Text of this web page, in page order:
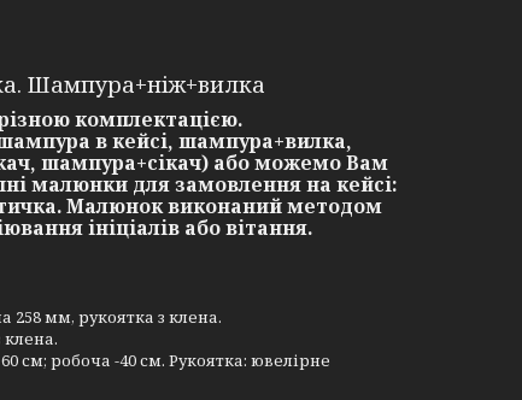
Шампура+ніж+вилка
комплектацією.
в кейсі, шампура+вилка,
шампура+сікач) або можемо Вам
малюнки для замовлення на кейсі:
Малюнок виконаний методом
ініціалів або вітання.
258 мм, рукоятка з клена.
клена.
см; робоча -40 см. Рукоятка: ювелірне